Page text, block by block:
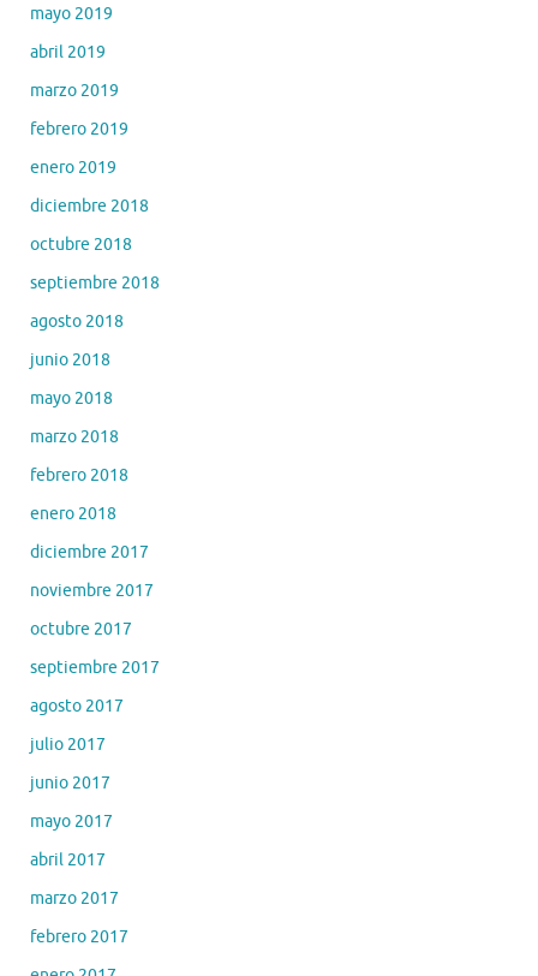
mayo 2019
abril 2019
marzo 2019
febrero 2019
enero 2019
diciembre 2018
octubre 2018
septiembre 2018
agosto 2018
junio 2018
mayo 2018
marzo 2018
febrero 2018
enero 2018
diciembre 2017
noviembre 2017
octubre 2017
septiembre 2017
agosto 2017
julio 2017
junio 2017
mayo 2017
abril 2017
marzo 2017
febrero 2017